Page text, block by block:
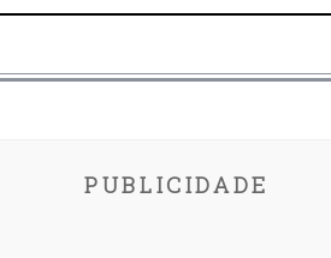
PUBLICIDADE